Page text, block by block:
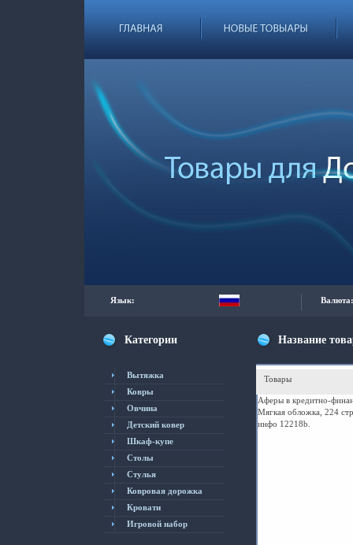
Язык: Валюта:
Категории
Вытяжка
Ковры
Овчина
Детский ковер
Шкаф-купе
Столы
Cтулья
Ковровая дорожка
Кровати
Игровой набор
Название
Товары
Аферы в кредитно-
Мягкая обложка, 224
инфо 12218b.